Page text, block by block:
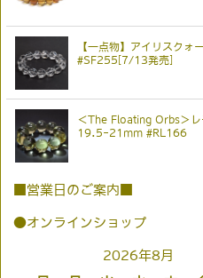
【一点物】アイリスク
#SF255[7/13発売]
＜The Floating Orbs＞レ
19.5-21mm #RL166
■営業日のご案内■
●オンラインショップ
2026年8月